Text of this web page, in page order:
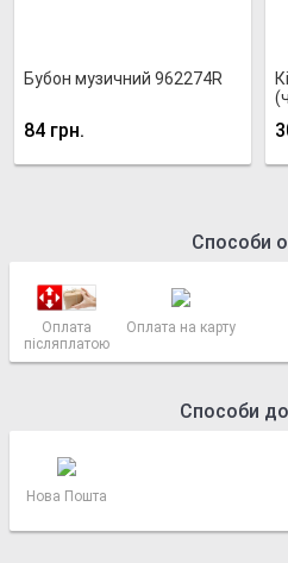
Бубон музичний 962274R
84 грн.
Способи
Оплата
післяплатою
Оплата на карту
Способи
Нова Пошта